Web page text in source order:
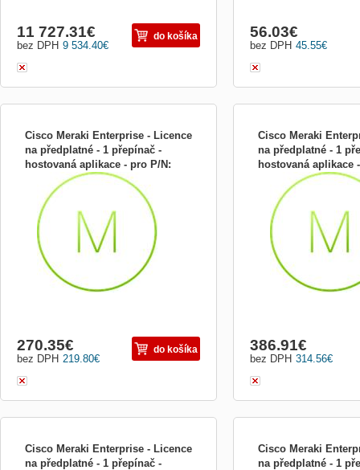
9 534.40€
bez DPH
11 727.31€ do košíka
45.55€
bez DPH
56.03€
Cisco Meraki Enterprise - Licence
na předplatné - 1 přepínač -
hostovaná aplikace - pro P/N:
MS220- LIC-MS220-8-7YR
Licence na předplatné - 1 přepínač -
hostovaná aplikace - pro P/N: MS220-8-
219.80€
bez DPH
270.35€ do košíka
Cisco Meraki
na předplatné - 1
hostovaná aplikace
MS220- LIC-MS220-
Licence na předplatné -
hostovaná aplikace - pro
314.56€
bez DPH
386.91€
Cisco Meraki Enterprise - Licence
na předplatné - 1 přepínač -
Cisco Meraki
na předplatné - 1